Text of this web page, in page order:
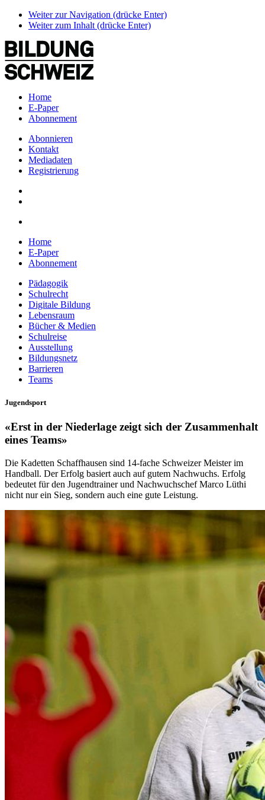
Weiter zur Navigation (drücke Enter)
Weiter zum Inhalt (drücke Enter)
Home
E-Paper
Abonnement
Abonnieren
Kontakt
Mediadaten
Registrierung
Home
E-Paper
Abonnement
Pädagogik
Schulrecht
Digitale Bildung
Lebensraum
Bücher & Medien
Schulreise
Ausstellung
Bildungsnetz
Barrieren
Teams
Jugendsport
«Erst in der Niederlage zeigt sich der Zusammenhalt
eines Teams»
Die Kadetten Schaffhausen sind 14-fache Schweizer Meister im
Handball. Der Erfolg basiert auch auf gutem Nachwuchs. Erfolg
bedeutet für den Jugendtrainer und Nachwuchschef Marco Lüthi
nicht nur ein Sieg, sondern auch eine gute Leistung.